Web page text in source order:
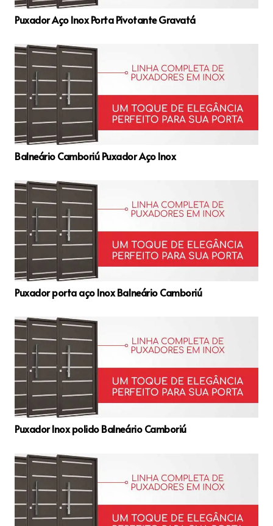
Puxador Aço Inox Porta Pivotante Gravatá
Balneário Camboriú Puxador Aço Inox
Puxador porta aço Inox Balneário Camboriú
Puxador Inox polido Balneário Camboriú